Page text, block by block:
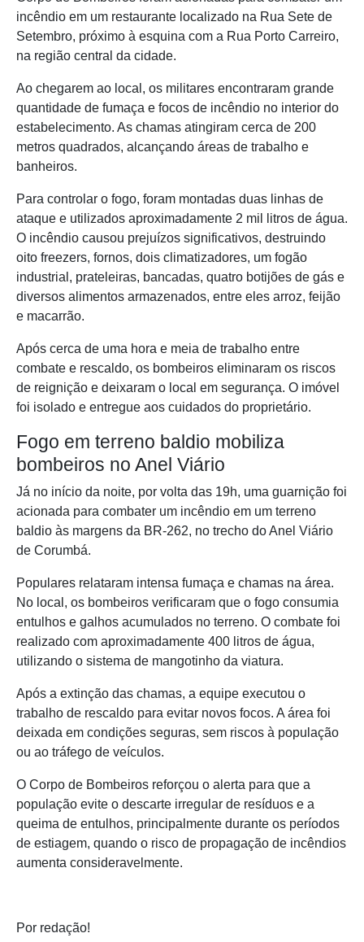
incêndio em um restaurante localizado na Rua Sete de
Setembro, próximo à esquina com a Rua Porto Carreiro,
na região central da cidade.
Ao chegarem ao local, os militares encontraram grande
quantidade de fumaça e focos de incêndio no interior do
estabelecimento. As chamas atingiram cerca de 200
metros quadrados, alcançando áreas de trabalho e
banheiros.
Para controlar o fogo, foram montadas duas linhas de
ataque e utilizados aproximadamente 2 mil litros de água.
O incêndio causou prejuízos significativos, destruindo
oito freezers, fornos, dois climatizadores, um fogão
industrial, prateleiras, bancadas, quatro botijões de gás e
diversos alimentos armazenados, entre eles arroz, feijão
e macarrão.
Após cerca de uma hora e meia de trabalho entre
combate e rescaldo, os bombeiros eliminaram os riscos
de reignição e deixaram o local em segurança. O imóvel
foi isolado e entregue aos cuidados do proprietário.
Fogo em terreno baldio mobiliza
bombeiros no Anel Viário
Já no início da noite, por volta das 19h, uma guarnição foi
acionada para combater um incêndio em um terreno
baldio às margens da BR-262, no trecho do Anel Viário
de Corumbá.
Populares relataram intensa fumaça e chamas na área.
No local, os bombeiros verificaram que o fogo consumia
entulhos e galhos acumulados no terreno. O combate foi
realizado com aproximadamente 400 litros de água,
utilizando o sistema de mangotinho da viatura.
Após a extinção das chamas, a equipe executou o
trabalho de rescaldo para evitar novos focos. A área foi
deixada em condições seguras, sem riscos à população
ou ao tráfego de veículos.
O Corpo de Bombeiros reforçou o alerta para que a
população evite o descarte irregular de resíduos e a
queima de entulhos, principalmente durante os períodos
de estiagem, quando o risco de propagação de incêndios
aumenta consideravelmente.
Por redação!